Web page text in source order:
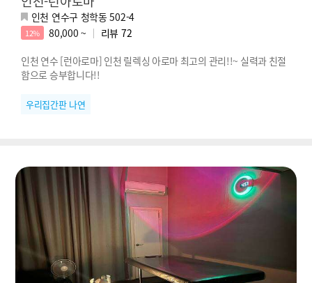
인천 연수구 청학동 502-4
12% 80,000 ~ 리뷰 72
인천 연수 [런아로마] 인천 릴렉싱 아로마 최고의 관리!!~ 실력과 친절
함으로 승부합니다!!
우리집간판 나연